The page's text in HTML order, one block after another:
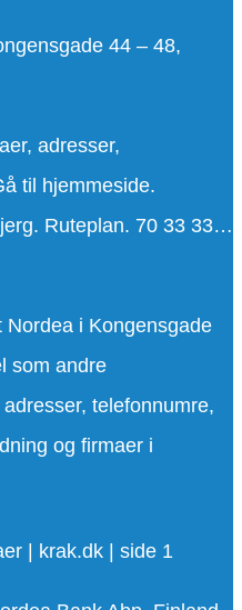
44 – 48,
adresser,
til hjemmeside.
Ruteplan. 70 33 33…
i Kongensgade
som andre
telefonnumre,
og firmaer i
| krak.dk | side 1